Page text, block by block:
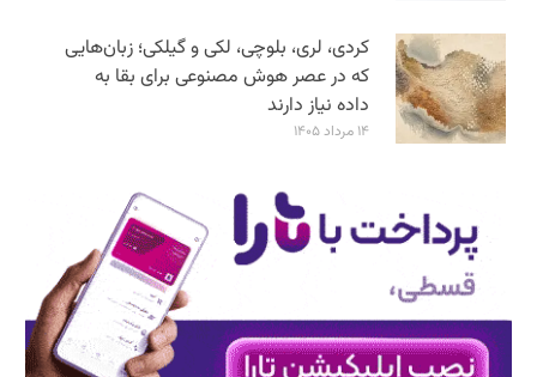
کردی، لری، بلوچی، لکی و گیلکی؛ زبان‌هایی
که در عصر هوش مصنوعی برای بقا به
داده نیاز دارند
۱۴ مرداد ۱۴۰۵